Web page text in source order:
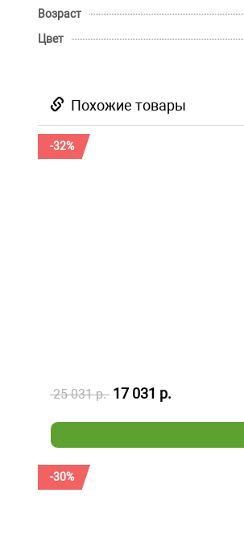
Возраст
Цвет
Похожие товары
-32%
25 031 р. 17 031 р.
-30%